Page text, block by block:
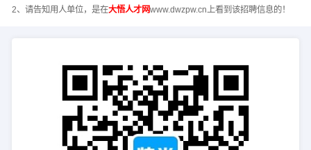
2、请告知用人单位，是在大悟人才网www.dwzpw.cn上看到该招聘信息的！